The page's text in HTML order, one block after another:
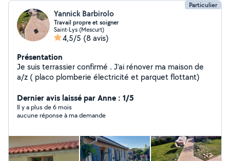
Particulier
Yannick Barbirolo
Travail propre et soigner
Saint-Lys (Mescurt)
4,5/5 (8 avis)
Présentation
Je suis terrassier confirmé . J'ai rénover ma maison de
a/z ( placo plomberie électricité et parquet flottant)
Dernier avis laissé par Anne : 1/5
Il y a plus de 6 mois
aucune réponse à ma demande